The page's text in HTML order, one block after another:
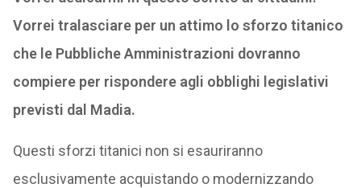
Vorrei tralasciare per un attimo lo sforzo titanico
che le Pubbliche Amministrazioni dovranno
compiere per rispondere agli obblighi legislativi
previsti dal Madia.
Questi sforzi titanici non si esauriranno
esclusivamente acquistando o modernizzando